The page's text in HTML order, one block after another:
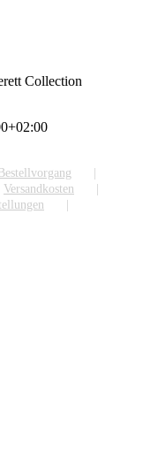
Collection
Bestellvorgang
Versandkosten